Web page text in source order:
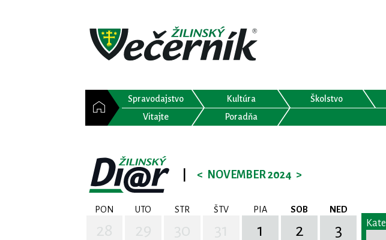
Spravodajstvo Kultúra Školstvo
Vitajte
Poradňa
< NOVEMBER 2024 >
PON UTO STR ŠTV PIA SOB NED
1 2
3